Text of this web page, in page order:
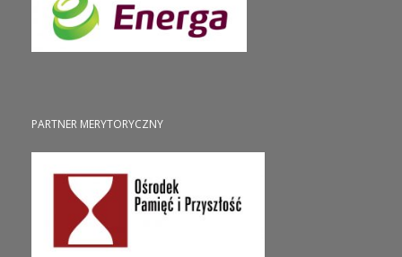
PARTNER MERYTORYCZNY